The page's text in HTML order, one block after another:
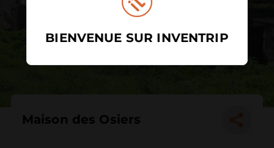
Maison des Osiers
BIENVENUE SUR INVENTRIP